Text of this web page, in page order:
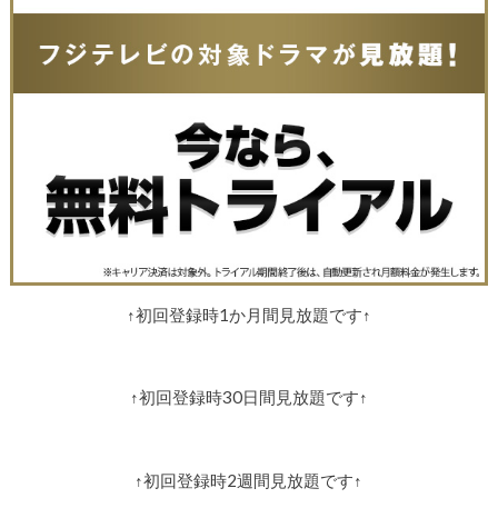
↑初回登録時1か月間見放題です↑
↑初回登録時30日間見放題です↑
↑初回登録時2週間見放題です↑